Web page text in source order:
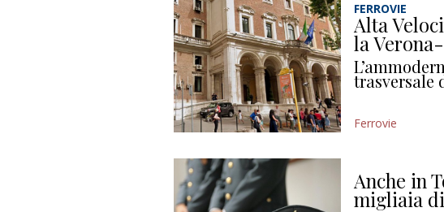
FERROVIE
Alta
la
trasversale
Ferrovie
Anche in
migliaia